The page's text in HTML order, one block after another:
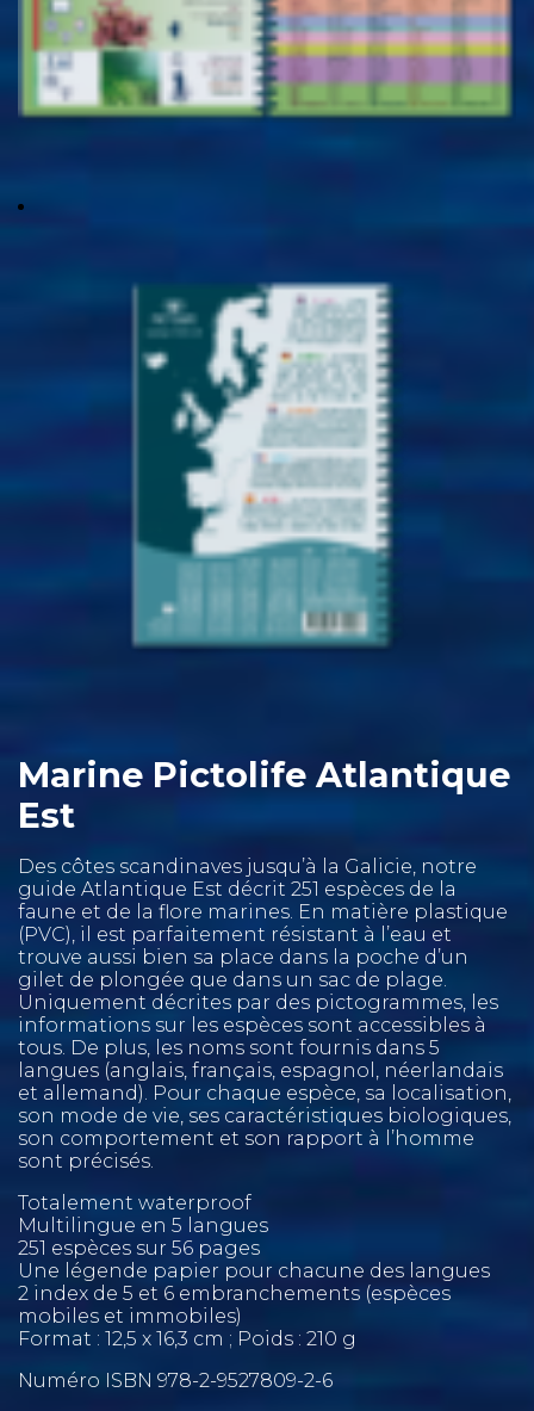
Marine Pictolife Atlantique
Est
Des côtes scandinaves jusqu’à la Galicie, notre
guide Atlantique Est décrit 251 espèces de la
faune et de la flore marines. En matière plastique
(PVC), il est parfaitement résistant à l’eau et
trouve aussi bien sa place dans la poche d’un
gilet de plongée que dans un sac de plage.
Uniquement décrites par des pictogrammes, les
informations sur les espèces sont accessibles à
tous. De plus, les noms sont fournis dans 5
langues (anglais, français, espagnol, néerlandais
et allemand). Pour chaque espèce, sa localisation,
son mode de vie, ses caractéristiques biologiques,
son comportement et son rapport à l’homme
sont précisés.
Totalement waterproof
Multilingue en 5 langues
251 espèces sur 56 pages
Une légende papier pour chacune des langues
2 index de 5 et 6 embranchements (espèces
mobiles et immobiles)
Format : 12,5 x 16,3 cm ; Poids : 210 g
Numéro ISBN 978-2-9527809-2-6